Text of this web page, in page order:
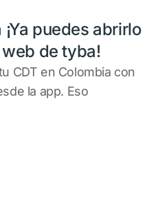
puedes abrirlo
de tyba!
CDT en Colombia con
la app. Eso